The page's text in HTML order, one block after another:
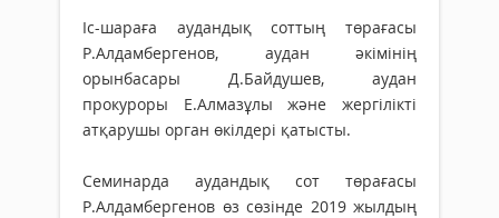
Іс-шараға аудандық соттың төрағасы
Р.Алдамбергенов, аудан әкімінің
орынбасары Д.Байдушев, аудан
прокуроры Е.Алмазұлы және жергілікті
атқарушы орган өкілдері қатысты.
Семинарда аудандық сот төрағасы
Р.Алдамбергенов өз сөзінде 2019 жылдың